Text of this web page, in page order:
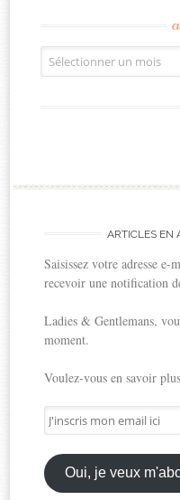
Archives
ARTICLES EN
Saisissez votre adresse
recevoir une notification
Ladies & Gentlemans,
moment.
Voulez-vous en savoir
J'inscris
mon
email
ici
Oui, je veux